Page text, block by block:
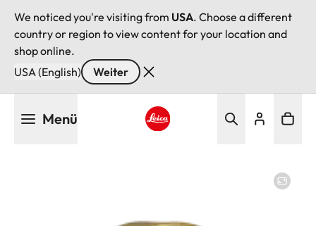
We noticed you're visiting from USA. Choose a different
country or region to view content for your location and
shop online.
USA (English)
Weiter
Menü